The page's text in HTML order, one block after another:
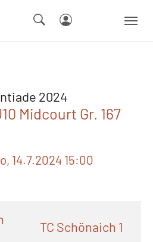
2024
Midcourt Gr. 167
14.7.2024 15:00
TC Schönaich 1